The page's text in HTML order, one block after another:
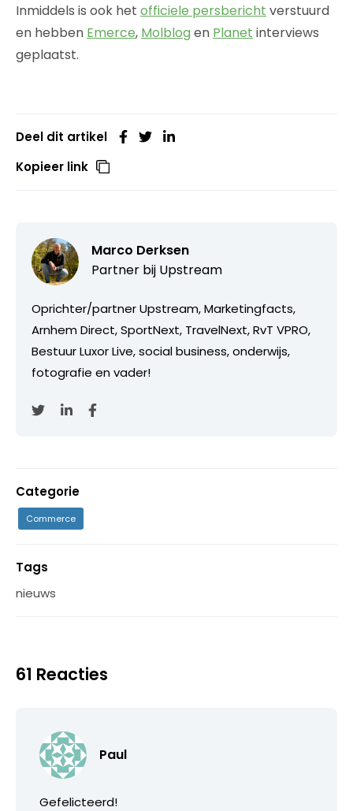
Inmiddels is ook het officiele persbericht verstuurd
en hebben Emerce, Molblog en Planet interviews
geplaatst.
Deel dit artikel
Kopieer link
Marco Derksen
Partner bij Upstream
Oprichter/partner Upstream, Marketingfacts,
Arnhem Direct, SportNext, TravelNext, RvT VPRO,
Bestuur Luxor Live, social business, onderwijs,
fotografie en vader!
Categorie
Commerce
Tags
nieuws
61 Reacties
Paul
Gefelicteerd!